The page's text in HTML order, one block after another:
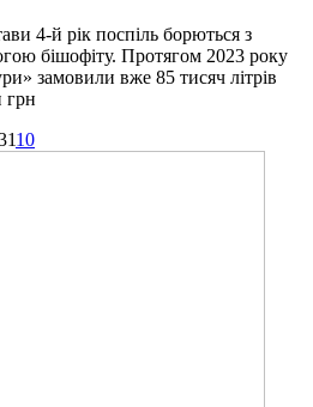
4-й рік поспіль борються з
бішофіту. Протягом 2023 року
замовили вже 85 тисяч літрів
грн
10